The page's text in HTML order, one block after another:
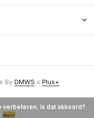
By DMWS x Plus+
verbeteren. Is dat akkoord?